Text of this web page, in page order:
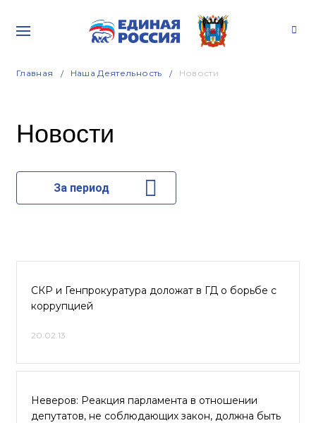
Главная Наша Деятельность Новости
Новости
За период
СКР и Генпрокуратура доложат в ГД о борьбе с
коррупцией
20.02.13
Неверов: Реакция парламента в отношении
депутатов, не соблюдающих закон, должна быть